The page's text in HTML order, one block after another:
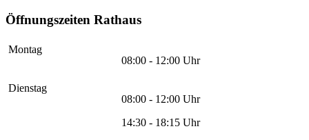
Öffnungszeiten Rathaus
Montag
08:00 - 12:00 Uhr
Dienstag
08:00 - 12:00 Uhr
14:30 - 18:15 Uhr